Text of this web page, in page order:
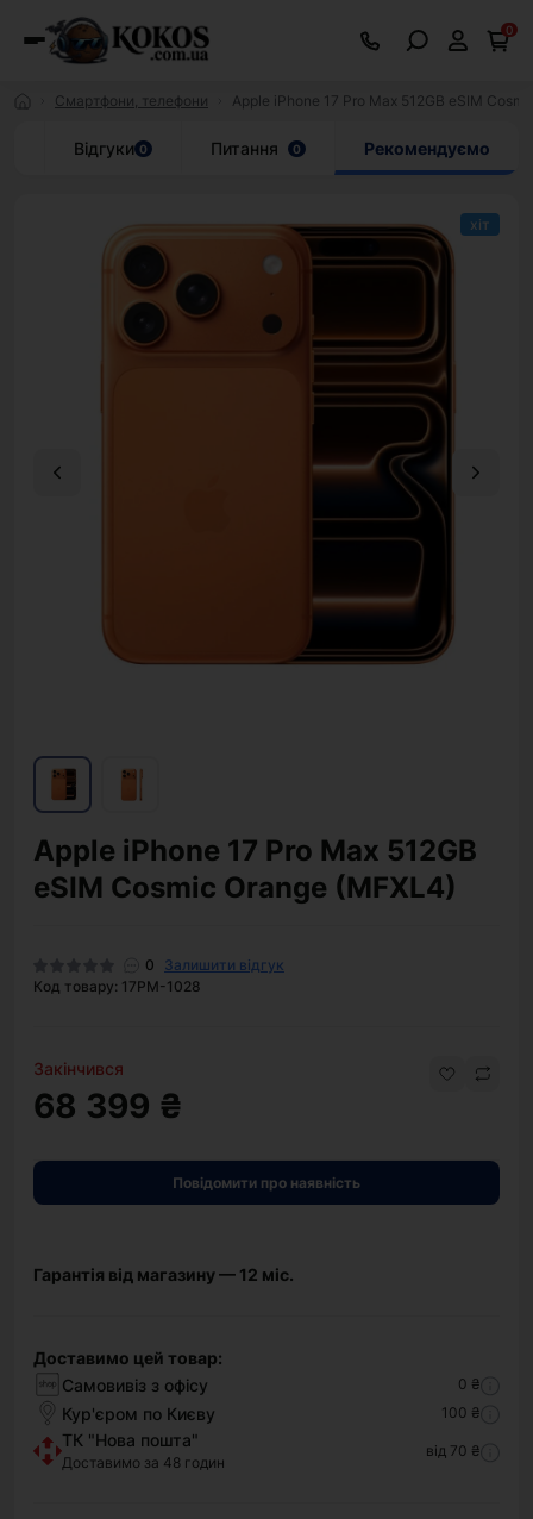
0
Смартфони, телефони Apple iPhone 17 Pro Max 512GB eSIM
Відгуки 0 Питання 0 Рекомендуємо
хіт
Apple iPhone 17 Pro Max 512GB
eSIM Cosmic Orange (MFXL4)
0
Залишити відгук
Код товару: 17PM-1028
Закінчився
68 399 ₴
Повідомити про наявність
Гарантія від магазину — 12 міс.
Доставимо цей товар:
Самовивіз з офісу
0 ₴
Кур'єром по Києву 100 ₴
ТК "Нова пошта"
Доставимо за 48 годин
від 70 ₴